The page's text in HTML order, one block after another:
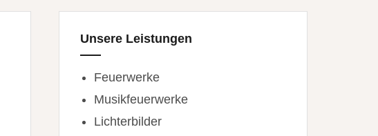
Unsere Leistungen
Feuerwerke
Musikfeuerwerke
Lichterbilder